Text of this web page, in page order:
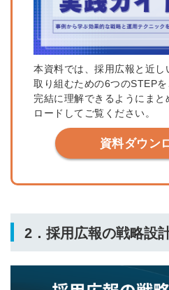
本資料では、採用広報と近し
取り組むための6つのSTEP
完結に理解できるようにま
ロードしてご覧ください。
資料ダウン
2．採用広報の戦略設